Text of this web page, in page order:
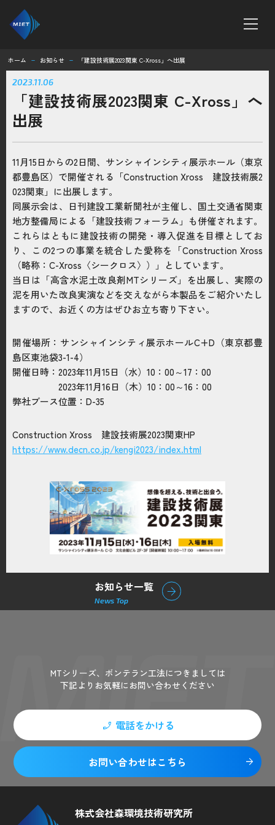
ホーム remove お知らせ remove 「建設技術展2023関東 C-Xross」へ出展
2023.11.06
「建設技術展2023関東 C-Xross」へ
出展
11月15日からの2日間、サンシャインシティ展示ホール（東京
都豊島区）で開催される「Construction Xross 建設技術展2
023関東」に出展します。
同展示会は、日刊建設工業新聞社が主催し、国土交通省関東
地方整備局による「建設技術フォーラム」も併催されます。
これらはともに建設技術の開発・導入促進を目標としてお
り、この2つの事業を統合した愛称を「Construction Xross
（略称：C-Xross〈シークロス〉）」としています。
当日は「高含水泥土改良剤MTシリーズ」を出展し、実際の
泥を用いた改良実演などを交えながら本製品をご紹介いたし
ますので、お近くの方はぜひお立ち寄り下さい。
開催場所：サンシャインシティ展示ホールC+D（東京都豊
島区東池袋3-1-4）
開催日時：2023年11月15日（水）10：00～17：00
2023年11月16日（木）10：00～16：00
弊社ブース位置：D-35
Construction Xross 建設技術展2023関東HP
https://www.decn.co.jp/kengi2023/index.html
お知らせ一覧
News Top
arrow_forward
MTシリーズ、ボンテラン工法につきましては
下記よりお気軽にお問い合わせください
phone_enabled 電話をかける
お問い合わせはこちら arrow_forward
株式会社森環境技術研究所
ホーム
MTシリーズ
企業情報
求人情報
お知らせ
お問い合わせはこちら